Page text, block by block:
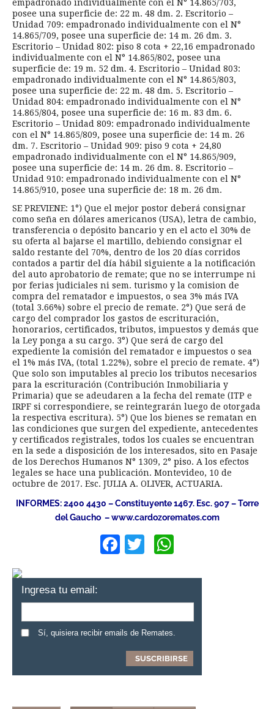
empadronado individualmente con el N° 14.865/703,
posee una superficie de: 22 m. 48 dm. 2. Escritorio –
Unidad 709: empadronado individualmente con el N°
14.865/709, posee una superficie de: 14 m. 26 dm. 3.
Escritorio – Unidad 802: piso 8 cota + 22,16 empadronado
individualmente con el N° 14.865/802, posee una
superficie de: 19 m. 52 dm. 4. Escritorio – Unidad 803:
empadronado individualmente con el N° 14.865/803,
posee una superficie de: 22 m. 48 dm. 5. Escritorio –
Unidad 804: empadronado individualmente con el N°
14.865/804, posee una superficie de: 16 m. 83 dm. 6.
Escritorio – Unidad 809: empadronado individualmente
con el N° 14.865/809, posee una superficie de: 14 m. 26
dm. 7. Escritorio – Unidad 909: piso 9 cota + 24,80
empadronado individualmente con el N° 14.865/909,
posee una superficie de: 14 m. 26 dm. 8. Escritorio –
Unidad 910: empadronado individualmente con el N°
14.865/910, posee una superficie de: 18 m. 26 dm.
SE PREVIENE: 1°) Que el mejor postor deberá consignar
como seña en dólares americanos (USA), letra de cambio,
transferencia o depósito bancario y en el acto el 30% de
su oferta al bajarse el martillo, debiendo consignar el
saldo restante del 70%, dentro de los 20 días corridos
contados a partir del día hábil siguiente a la notificación
del auto aprobatorio de remate; que no se interrumpe ni
por ferias judiciales ni sem. turismo y la comision de
compra del rematador e impuestos, o sea 3% más IVA
(total 3.66%) sobre el precio de remate. 2°) Que será de
cargo del comprador los gastos de escrituración,
honorarios, certificados, tributos, impuestos y demás que
la Ley ponga a su cargo. 3°) Que será de cargo del
expediente la comisión del rematador e impuestos o sea
el 1% más IVA, (total 1.22%), sobre el precio de remate. 4°)
Que solo son imputables al precio los tributos necesarios
para la escrituración (Contribución Inmobiliaria y
Primaria) que se adeudaren a la fecha del remate (ITP e
IRPF si correspondiere, se reintegrarán luego de otorgada
la respectiva escritura). 5°) Que los bienes se rematan en
las condiciones que surgen del expediente, antecedentes
y certificados registrales, todos los cuales se encuentran
en la sede a disposición de los interesados, sito en Pasaje
de los Derechos Humanos N° 1309, 2° piso. A los efectos
legales se hace una publicación. Montevideo, 10 de
octubre de 2017. Esc. JULIA A. OLIVER, ACTUARIA.
INFORMES: 2400 4430 – Constituyente 1467. Esc. 907 – Torre
del Gaucho – www.cardozoremates.com
Facebook
Twitter
Ingresa tu email:
Sí, quisiera recibir emails de Remates.